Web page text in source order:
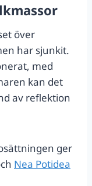
över
har sjunkit.
med
kan det
av reflektion
ger
Nea Potidea